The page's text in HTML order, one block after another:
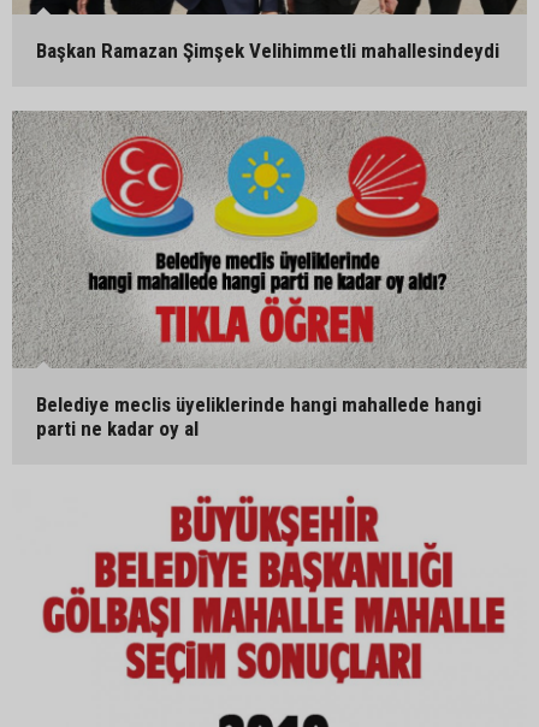
Başkan Ramazan Şimşek Velihimmetli mahallesindeydi
Belediye meclis üyeliklerinde hangi mahallede hangi
parti ne kadar oy al